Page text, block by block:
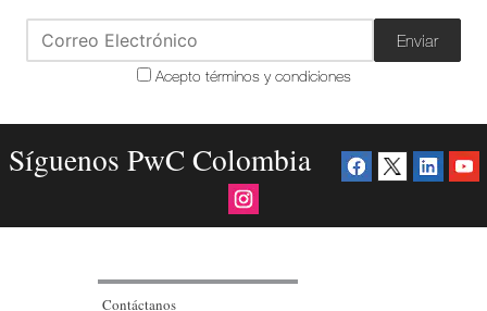
Enviar
Acepto términos y condiciones
Síguenos PwC Colombia
Contáctanos